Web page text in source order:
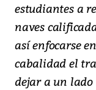
estudiantes a
naves
así enfocarse
cabalidad el
dejar a un